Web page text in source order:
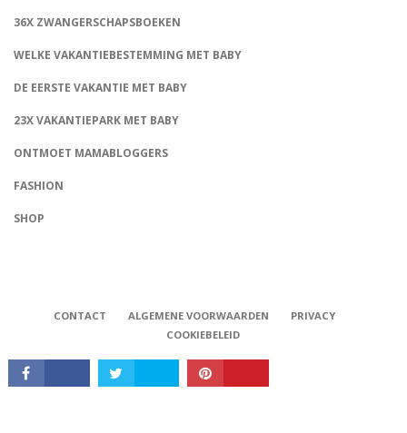
36X ZWANGERSCHAPSBOEKEN
WELKE VAKANTIEBESTEMMING MET BABY
DE EERSTE VAKANTIE MET BABY
23X VAKANTIEPARK MET BABY
ONTMOET MAMABLOGGERS
FASHION
SHOP
CONTACT ALGEMENE VOORWAARDEN
PRIVACY
COOKIEBELEID
Babystraatje.nl, Copyright © 2019